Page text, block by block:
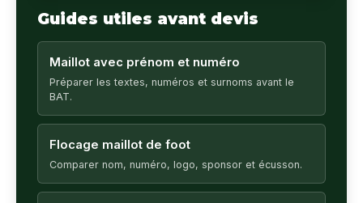
Guides utiles avant devis
Maillot avec prénom et numéro
Préparer les textes, numéros et surnoms avant le
BAT.
Flocage maillot de foot
Comparer nom, numéro, logo, sponsor et écusson.